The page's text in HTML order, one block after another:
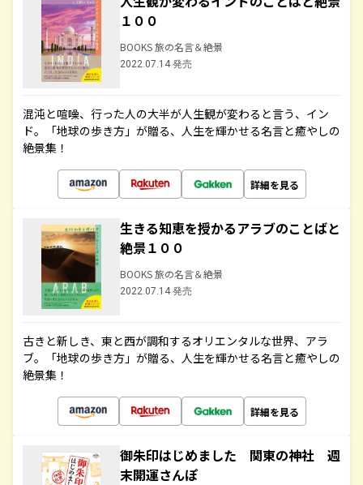
１００
BOOKS 旅の名言＆絶景
2022.07.14 発売
混沌と喧噪、行った人の大半が人生観が変わると言う、イン
ド。「地球の歩き方」が贈る、人生を輝かせる名言と癒やしの
絶景集！
詳細を見る
生きる知恵を授かるアラブのことばと
絶景１００
BOOKS 旅の名言＆絶景
2022.07.14 発売
古きと新しき、東と西が調和するオリエンタルな世界、アラ
ブ。「地球の歩き方」が贈る、人生を輝かせる名言と癒やしの
絶景集！
詳細を見る
御朱印はじめました 関東の神社 週
末開運さんぽ